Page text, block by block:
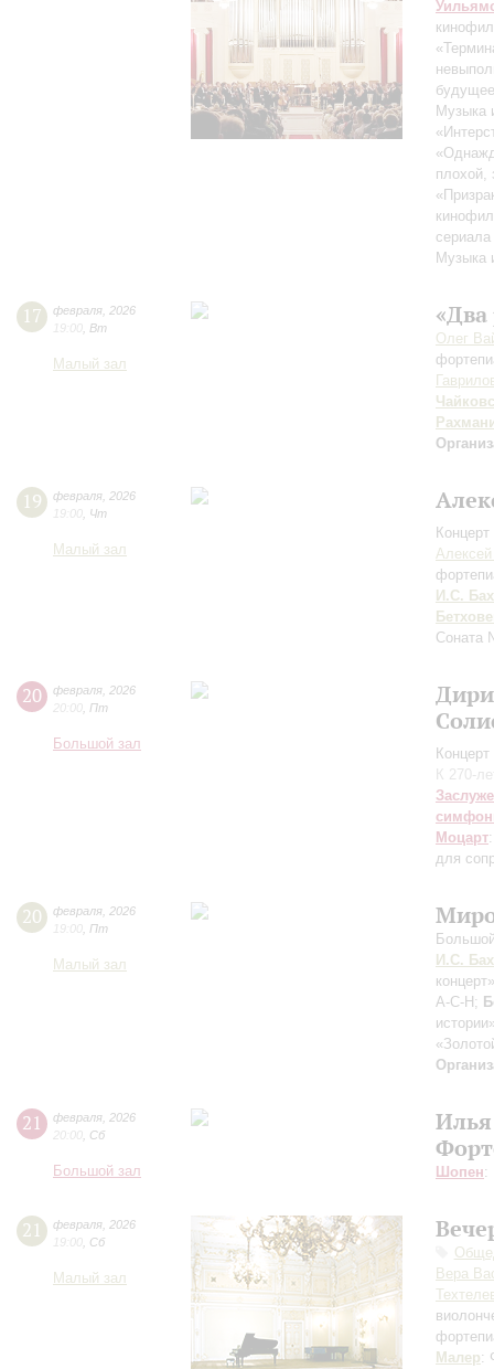
Музыка
Музыка
17 февраля 2026
19:00 Вт
Малый зал
«Два
Олег
19 февраля 2026
19:00 Чт
Малый зал
И.С. Бах
Соната
20 февраля 2026
20:00 Пт
Большой зал
К 270-
Моцарт
для
20 февраля 2026
19:00 Пт
Малый зал
И.С. Бах
A-C-H;
21 февраля 2026
20:00 Сб
Большой зал Шопен:
21 февраля 2026
19:00 Сб
Малый зал
Вера
Малер: